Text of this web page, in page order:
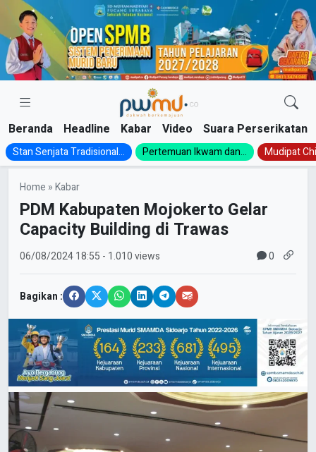
Skip
content
Beranda Headline Kabar Video Suara Perserikatan
Stan Senjata Tradisional... Pertemuan Ikwam dan... Mudipat
Home »Kabar
PDM Kabupaten Mojokerto Gelar
Capacity Building di Trawas
06/08/202418:55 - 1.010 views 0
Bagikan :